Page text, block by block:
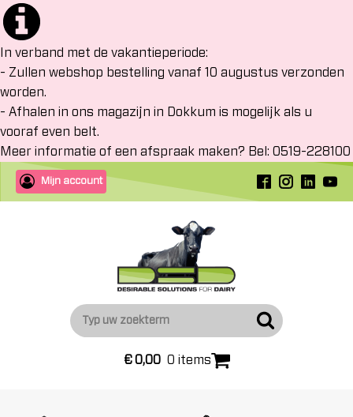
In verband met de vakantieperiode:
- Zullen webshop bestelling vanaf 10 augustus verzonden
worden.
- Afhalen in ons magazijn in Dokkum is mogelijk als u
vooraf even belt.
Meer informatie of een afspraak maken? Bel: 0519-228100
Mijn account
€0,00 0 items